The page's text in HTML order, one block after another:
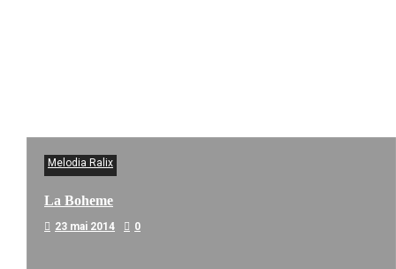
Melodia Ralix
La Boheme
23 mai 2014 0